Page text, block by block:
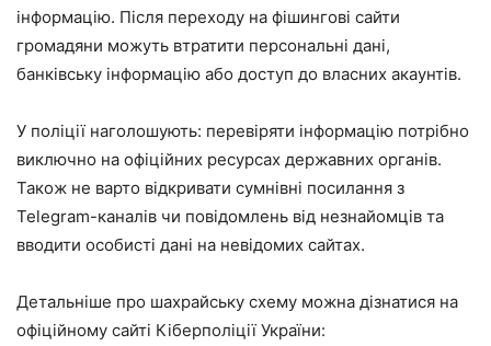
інформацію. Після переходу на фішингові сайти
громадяни можуть втратити персональні дані,
банківську інформацію або доступ до власних акаунтів.
У поліції наголошують: перевіряти інформацію потрібно
виключно на офіційних ресурсах державних органів.
Також не варто відкривати сумнівні посилання з
Telegram-каналів чи повідомлень від незнайомців та
вводити особисті дані на невідомих сайтах.
Детальніше про шахрайську схему можна дізнатися на
офіційному сайті Кіберполіції України: